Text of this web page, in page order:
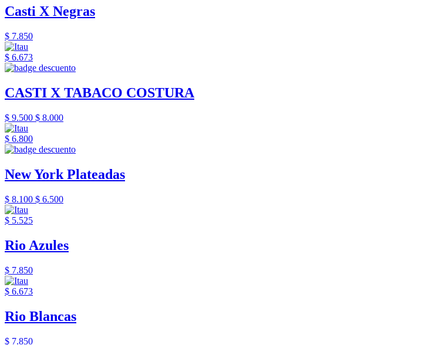
Casti X Negras
$ 7.850
$ 6.673
CASTI X TABACO COSTURA
$ 9.500 $ 8.000
$ 6.800
New York Plateadas
$ 8.100 $ 6.500
$ 5.525
Rio Azules
$ 7.850
$ 6.673
Rio Blancas
$ 7.850